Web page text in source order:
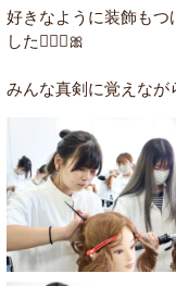
好きなように装飾もつ
した👱🏻‍♀️🎀
みんな真剣に覚えな